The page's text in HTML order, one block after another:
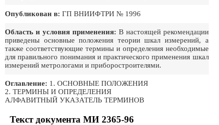
Опубликован в: ГП ВНИИФТРИ № 1996
Область и условия применения: В настоящей рекомендации
приведены основные положения теории шкал измерений, а
также соответствующие термины и определения необходимые
для правильного понимания и практического применения шкал
измерений метрологами и приборостроителями.
Оглавление: 1. ОСНОВНЫЕ ПОЛОЖЕНИЯ
2. ТЕРМИНЫ И ОПРЕДЕЛЕНИЯ
АЛФАВИТНЫЙ УКАЗАТЕЛЬ ТЕРМИНОВ
Текст документа МИ 2365-96